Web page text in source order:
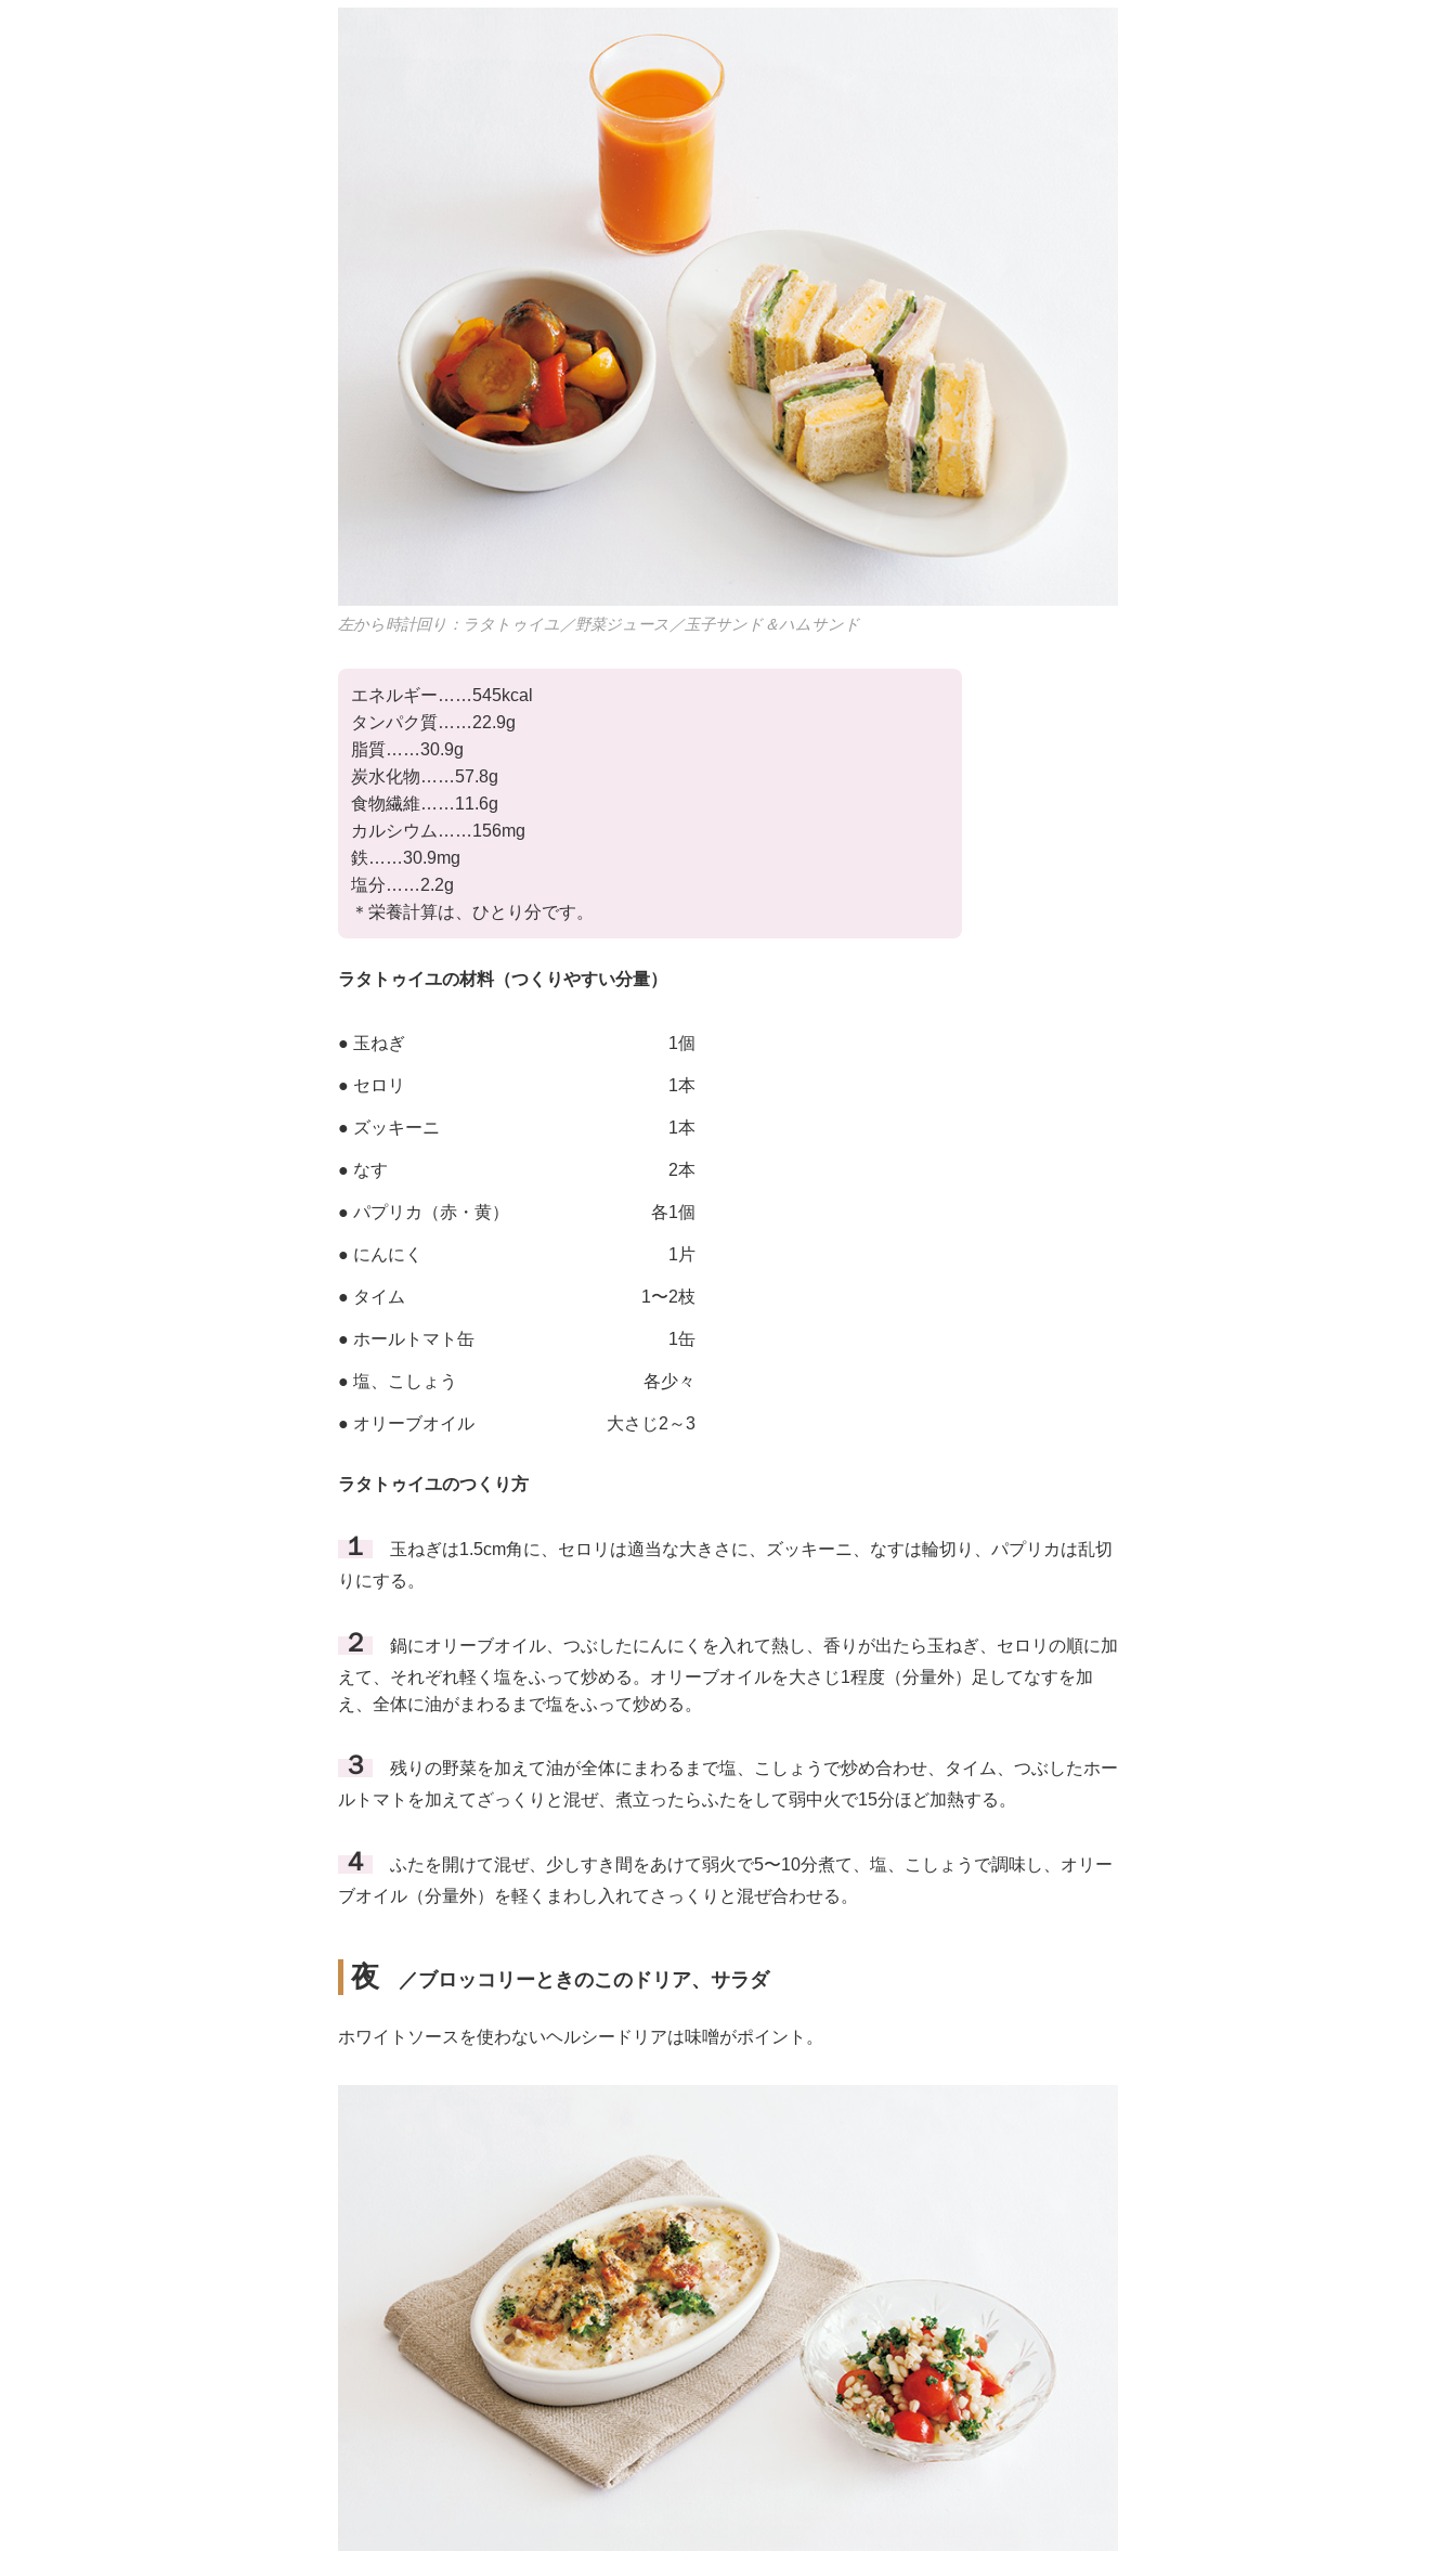
左から時計回り：ラタトゥイユ／野菜ジュース／玉子サンド＆ハムサンド
エネルギー……545kcal
タンパク質……22.9g
脂質……30.9g
炭水化物……57.8g
食物繊維……11.6g
カルシウム……156mg
鉄……30.9mg
塩分……2.2g
＊栄養計算は、ひとり分です。
ラタトゥイユの材料（つくりやすい分量）
● 玉ねぎ 1個
● セロリ 1本
● ズッキーニ 1本
● なす 2本
● パプリカ（赤・黄） 各1個
● にんにく 1片
● タイム 1〜2枝
● ホールトマト缶 1缶
● 塩、こしょう 各少々
● オリーブオイル 大さじ2～3
ラタトゥイユのつくり方
１
玉ねぎは1.5cm角に、セロリは適当な大きさに、ズッキーニ、なすは輪切り、パプリカは乱切
りにする。
２
鍋にオリーブオイル、つぶしたにんにくを入れて熱し、香りが出たら玉ねぎ、セロリの順に加
えて、それぞれ軽く塩をふって炒める。オリーブオイルを大さじ1程度（分量外）足してなすを加
え、全体に油がまわるまで塩をふって炒める。
３
残りの野菜を加えて油が全体にまわるまで塩、こしょうで炒め合わせ、タイム、つぶしたホー
ルトマトを加えてざっくりと混ぜ、煮立ったらふたをして弱中火で15分ほど加熱する。
４
ふたを開けて混ぜ、少しすき間をあけて弱火で5〜10分煮て、塩、こしょうで調味し、オリー
ブオイル（分量外）を軽くまわし入れてさっくりと混ぜ合わせる。
夜 ／ブロッコリーときのこのドリア、サラダ
ホワイトソースを使わないヘルシードリアは味噌がポイント。